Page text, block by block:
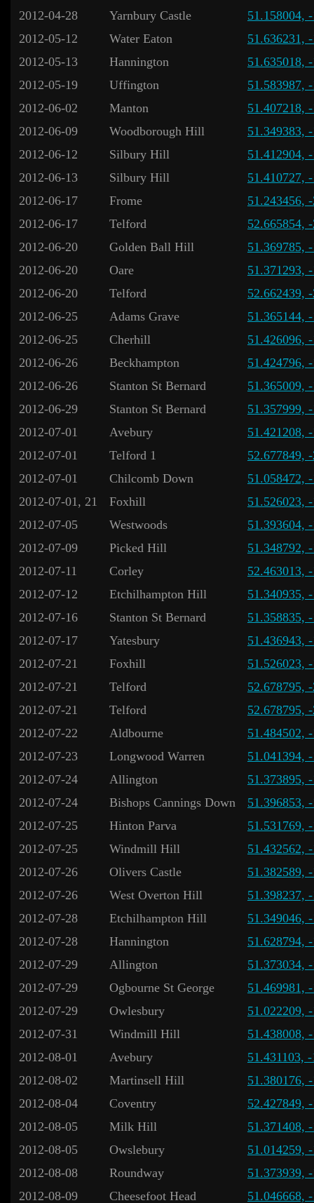
2012-04-28
Yarnbury Castle
51.158004,
2012-05-12
Water Eaton
51.636231,
2012-05-13
Hannington
51.635018,
2012-05-19
Uffington
51.583987,
2012-06-02
Manton
51.407218,
2012-06-09
Woodborough Hill
51.349383,
2012-06-12
Silbury Hill
51.412904,
2012-06-13
Silbury Hill
51.410727,
2012-06-17
Frome
51.243456,
2012-06-17
Telford
52.665854,
2012-06-20
Golden Ball Hill
51.369785,
2012-06-20
Oare
51.371293,
2012-06-20
Telford
52.662439,
2012-06-25
Adams Grave
51.365144,
2012-06-25
Cherhill
51.426096,
2012-06-26
Beckhampton
51.424796,
2012-06-26
Stanton St Bernard
51.365009,
2012-06-29
Stanton St Bernard
51.357999,
2012-07-01
Avebury
51.421208,
2012-07-01
Telford 1
52.677849,
2012-07-01
Chilcomb Down
51.058472,
2012-07-01, 21
Foxhill
51.526023,
2012-07-05
Westwoods
51.393604,
2012-07-09
Picked Hill
51.348792,
2012-07-11
Corley
52.463013,
2012-07-12
Etchilhampton Hill
51.340935,
2012-07-16
Stanton St Bernard
51.358835,
2012-07-17
Yatesbury
51.436943,
2012-07-21
Foxhill
51.526023,
2012-07-21
Telford
52.678795,
2012-07-21
Telford
52.678795,
2012-07-22
Aldbourne
51.484502,
2012-07-23
Longwood Warren
51.041394,
2012-07-24
Allington
51.373895,
2012-07-24
Bishops Cannings Down
51.396853,
2012-07-25
Hinton Parva
51.531769,
2012-07-25
Windmill Hill
51.432562,
2012-07-26
Olivers Castle
51.382589,
2012-07-26
West Overton Hill
51.398237,
2012-07-28
Etchilhampton Hill
51.349046,
2012-07-28
Hannington
51.628794,
2012-07-29
Allington
51.373034,
2012-07-29
Ogbourne St George
51.469981,
2012-07-29
Owlesbury
51.022209,
2012-07-31
Windmill Hill
51.438008,
2012-08-01
Avebury
51.431103,
2012-08-02
Martinsell Hill
51.380176,
2012-08-04
Coventry
52.427849,
2012-08-05
Milk Hill
51.371408,
2012-08-05
Owslebury
51.014259,
2012-08-08
Roundway
51.373939,
2012-08-09
Cheesefoot Head 51.046668,